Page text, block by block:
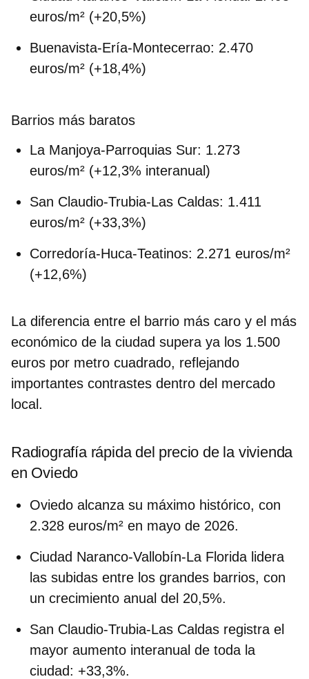
euros/m² (+20,5%)
Buenavista-Ería-Montecerrao: 2.470
euros/m² (+18,4%)
Barrios más baratos
La Manjoya-Parroquias Sur: 1.273
euros/m² (+12,3% interanual)
San Claudio-Trubia-Las Caldas: 1.411
euros/m² (+33,3%)
Corredoría-Huca-Teatinos: 2.271 euros/m²
(+12,6%)
La diferencia entre el barrio más caro y el más
económico de la ciudad supera ya los 1.500
euros por metro cuadrado, reflejando
importantes contrastes dentro del mercado
local.
Radiografía rápida del precio de la vivienda
en Oviedo
Oviedo alcanza su máximo histórico, con
2.328 euros/m² en mayo de 2026.
Ciudad Naranco-Vallobín-La Florida lidera
las subidas entre los grandes barrios, con
un crecimiento anual del 20,5%.
San Claudio-Trubia-Las Caldas registra el
mayor aumento interanual de toda la
ciudad: +33,3%.